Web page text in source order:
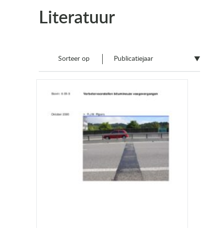
Literatuur
Sorteer op Publicatiejaar